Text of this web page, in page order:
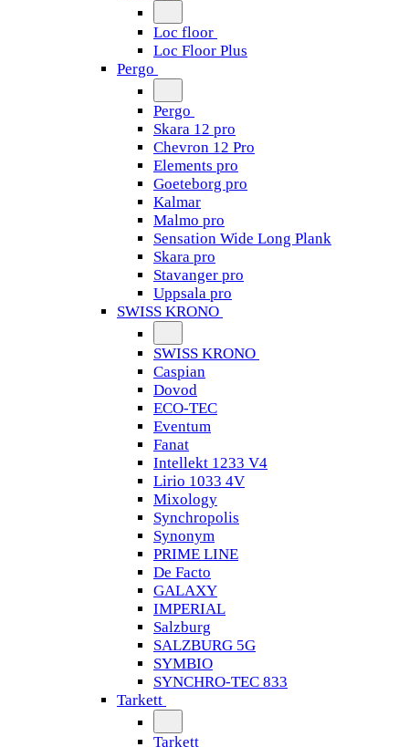
Loc floor
Loc Floor Plus
Pergo
Pergo
Skara 12 pro
Chevron 12 Pro
Elements pro
Goeteborg pro
Kalmar
Malmo pro
Sensation Wide Long Plank
Skara pro
Stavanger pro
Uppsala pro
SWISS KRONO
SWISS KRONO
Caspian
Dovod
ECO-TEC
Eventum
Fanat
Intellekt 1233 V4
Lirio 1033 4V
Mixology
Synchropolis
Synonym
PRIME LINE
De Facto
GALAXY
IMPERIAL
Salzburg
SALZBURG 5G
SYMBIO
SYNCHRO-TEC 833
Tarkett
Tarkett